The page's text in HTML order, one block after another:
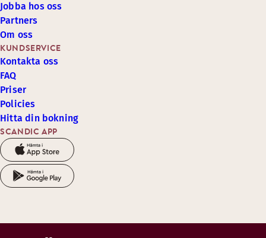
SCANDIC APP
KUNDSERVICE
Kontakta oss
FAQ
Priser
Policies
Hitta din bokning
Jobba hos oss
Partners
Om oss